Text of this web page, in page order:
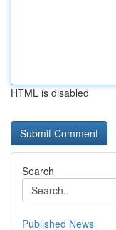
HTML is disabled
Search
Published News